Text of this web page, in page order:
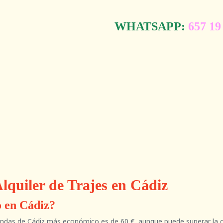
WHATSAPP: 657
de Trajes en Cádiz
en Cádiz?